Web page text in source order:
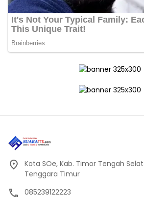
Kota SOe, Kab. Timor Tengah
Tenggara Timur
085239122223